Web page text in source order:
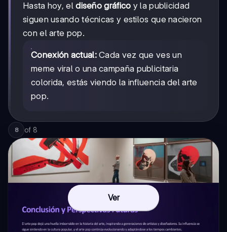
Hasta hoy, eldiseño gráfico y la publicidad
siguen usando técnicas y estilos que nacieron
con el arte pop.
Conexión actual:Cada vez que ves un
meme viral o una campaña publicitaria
colorida, estás viendo la influencia del arte
pop.
8 of 8
Ver